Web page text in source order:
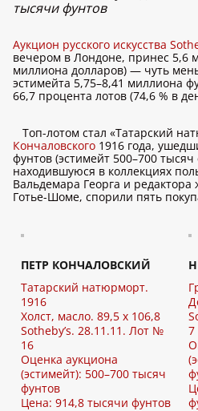
тысячи фунтов
Аукцион русского искусства
вечером в Лондоне, принес 5,6
миллиона долларов) — чуть
эстимейта 5,75–8,41 миллиона
66,7 процента лотов (74,6 % в
Топ-лотом стал «Татарский
Кончаловского 1916 года,
фунтов (эстимейт 500–700
находившуюся в коллекциях
Вальдемара Георга и редактора
Готье-Шоме, спорили пять
ПЕТР КОНЧАЛОВСКИЙ
Татарский натюрморт.
1916
Холст, масло. 89,5 х 106,8
Sotheby’s. 28.11.11. Лот №
16
Оценка аукциона
(эстимейт): 500–700 тысяч
фунтов
Цена: 914,8 тысячи фунтов
7